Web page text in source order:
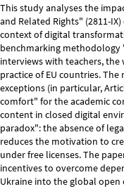
Beschreibung
This study analyses the
and Related Rights" (2811-
context of digital
benchmarking methodology
interviews with teachers,
practice of EU countries.
exceptions (in particular,
comfort" for the academic
content in closed digital
paradox": the absence of
reduces the motivation to
under free licenses. The
incentives to overcome
Ukraine into the global